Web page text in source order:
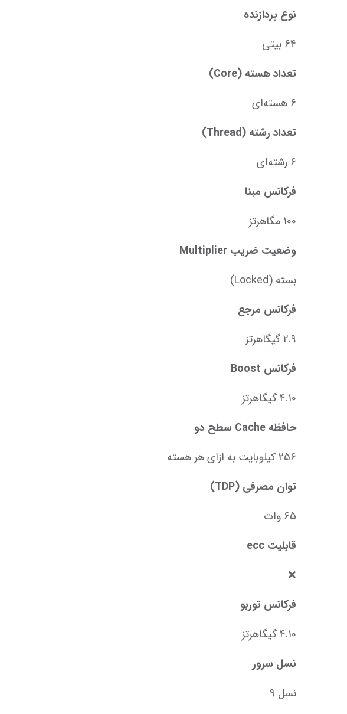
نوع پردازنده
64 بیتی
تعداد هسته (Core)
6 هسته‌ای
تعداد رشته (Thread)
6 رشته‌ای
فرکانس مبنا
100 مگاهرتز
وضعیت ضریب Multiplier
بسته (Locked)
فرکانس مرجع
2.9 گیگاهرتز
فرکانس Boost
4.10 گیگاهرتز
حافظه Cache سطح دو
256 کیلوبایت به ازای هر هسته
توان مصرفی (TDP)
65 وات
قابلیت ecc
❌
فرکانس توربو
4.10 گیگاهرتز
نسل سرور
نسل 9